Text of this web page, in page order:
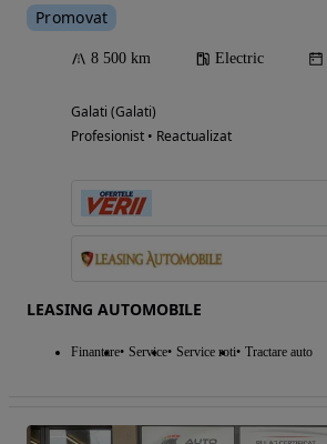
Promovat
8 500 km Electric
Galati (Galati)
Profesionist • Reactualizat
LEASING AUTOMOBILE
Finantare Service Service roti Tractare auto